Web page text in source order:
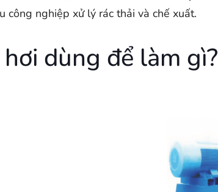
công nghiệp xử lý rác thải và chế xuất.
dùng để làm gì?